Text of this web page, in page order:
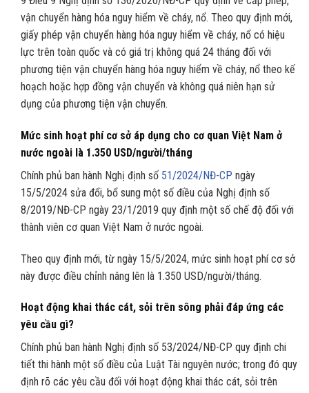
vận chuyển hàng hóa nguy hiểm về cháy, nổ. Theo quy định mới,
giấy phép vận chuyển hàng hóa nguy hiểm về cháy, nổ có hiệu
lực trên toàn quốc và có giá trị không quá 24 tháng đối với
phương tiện vận chuyển hàng hóa nguy hiểm về cháy, nổ theo kế
hoạch hoặc hợp đồng vận chuyển và không quá niên hạn sử
dụng của phương tiện vận chuyển.
Mức sinh hoạt phí cơ sở áp dụng cho cơ quan Việt Nam ở
nước ngoài là 1.350 USD/người/tháng
Chính phủ ban hành Nghị định số 51/2024/NĐ-CP ngày
15/5/2024 sửa đổi, bổ sung một số điều của Nghị định số
8/2019/NĐ-CP ngày 23/1/2019 quy định một số chế độ đối với
thành viên cơ quan Việt Nam ở nước ngoài.
Theo quy định mới, từ ngày 15/5/2024, mức sinh hoạt phí cơ sở
này được điều chỉnh nâng lên là 1.350 USD/người/tháng.
Hoạt động khai thác cát, sỏi trên sông phải đáp ứng các
yêu cầu gì?
Chính phủ ban hành Nghị định số 53/2024/NĐ-CP quy định chi
tiết thi hành một số điều của Luật Tài nguyên nước; trong đó quy
định rõ các yêu cầu đối với hoạt động khai thác cát, sỏi trên